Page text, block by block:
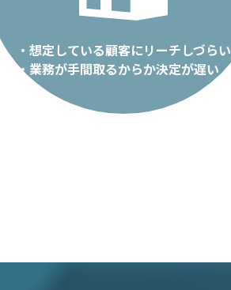
・想定している顧客にリーチしづらい
・業務が手間取るからか決定が遅い